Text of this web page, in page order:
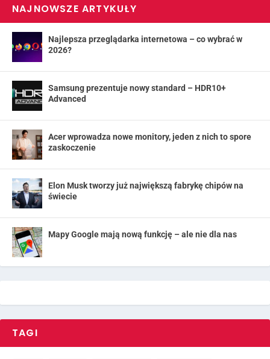
NAJNOWSZE ARTYKUŁY
Najlepsza przeglądarka internetowa – co wybrać w
2026?
Samsung prezentuje nowy standard – HDR10+
Advanced
Acer wprowadza nowe monitory, jeden z nich to spore
zaskoczenie
Elon Musk tworzy już największą fabrykę chipów na
świecie
Mapy Google mają nową funkcję – ale nie dla nas
TAGI